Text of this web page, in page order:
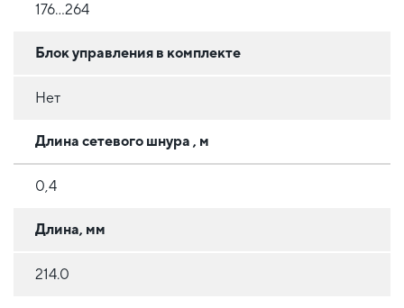
176...264
Блок управления в комплекте
Нет
Длина сетевого шнура , м
0,4
Длина, мм
214.0